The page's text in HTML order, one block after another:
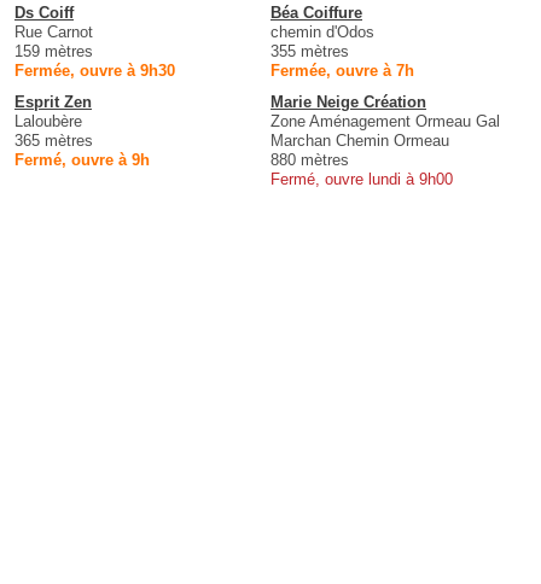
Ds Coiff
Rue Carnot
159 mètres
Fermée, ouvre à 9h30
Béa Coiffure
chemin d'Odos
355 mètres
Fermée, ouvre à 7h
Esprit Zen
Laloubère
365 mètres
Fermé, ouvre à 9h
Marie Neige Création
Zone Aménagement Ormeau Gal
Marchan Chemin Ormeau
880 mètres
Fermé, ouvre lundi à 9h00